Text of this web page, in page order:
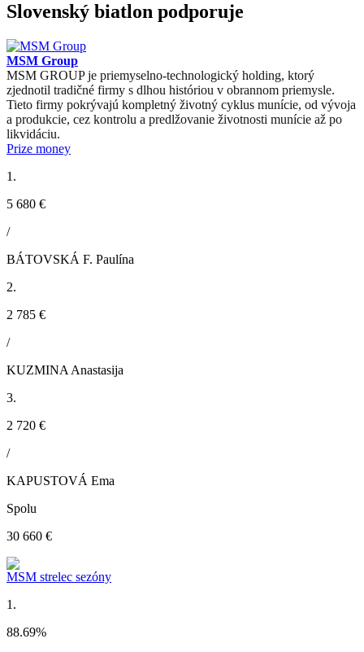
Slovenský biatlon podporuje
MSM Group
MSM GROUP je priemyselno-technologický holding, ktorý
zjednotil tradičné firmy s dlhou históriou v obrannom priemysle.
Tieto firmy pokrývajú kompletný životný cyklus munície, od vývoja
a produkcie, cez kontrolu a predlžovanie životnosti munície až po
likvidáciu.
Prize money
1.
5 680 €
/
BÁTOVSKÁ F. Paulína
2.
2 785 €
/
KUZMINA Anastasija
3.
2 720 €
/
KAPUSTOVÁ Ema
Spolu
30 660 €
MSM strelec sezóny
1.
88.69%